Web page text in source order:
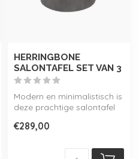
HERRINGBONE
SALONTAFEL SET VAN 3
Modern en minimalistisch is
deze prachtige salontafel
€289,00